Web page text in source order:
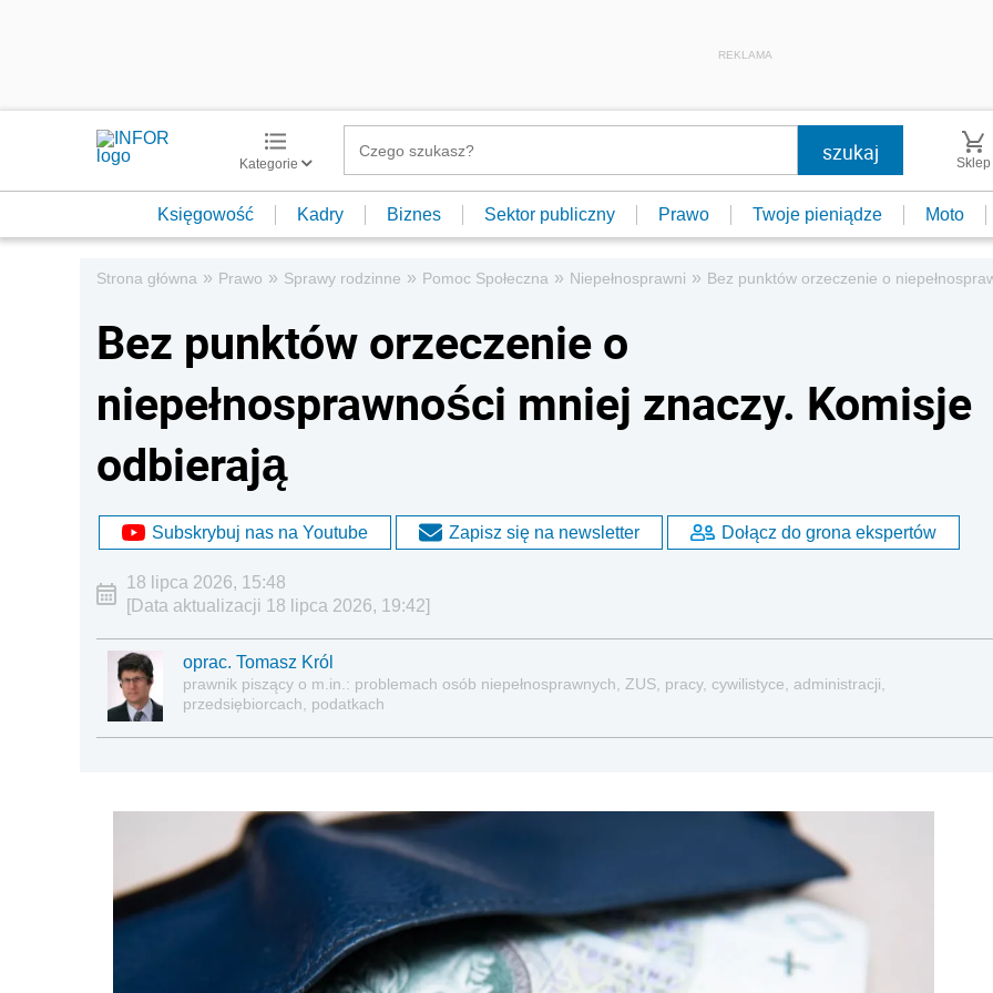
REKLAMA
Kategorie Sklep
Księgowość Kadry Biznes Sektor publiczny Prawo Twoje pieniądze Moto
Strona główna » Prawo » Sprawy rodzinne » Pomoc Społeczna » Niepełnosprawni » Bez punktów orzeczenie o
Bez punktów orzeczenie o
niepełnosprawności mniej znaczy. Komisje
odbierają
Subskrybuj nas na Youtube Zapisz się na newsletter Dołącz do grona ekspertów
18 lipca 2026, 15:48
[Data aktualizacji 18 lipca 2026, 19:42]
oprac. Tomasz Król
prawnik piszący o m.in.: problemach osób niepełnosprawnych, ZUS, pracy, cywilistyce, administracji,
przedsiębiorcach, podatkach